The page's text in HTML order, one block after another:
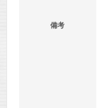
備考